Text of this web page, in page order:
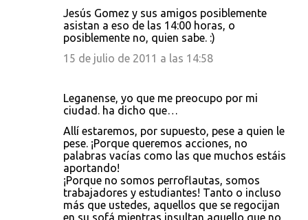
Jesús Gomez y sus amigos posiblemente
asistan a eso de las 14:00 horas, o
posiblemente no, quien sabe. :)
15 de julio de 2011 a las 14:58
Leganense, yo que me preocupo por mi
ciudad. ha dicho que…
Allí estaremos, por supuesto, pese a quien le
pese. ¡Porque queremos acciones, no
palabras vacías como las que muchos estáis
aportando!
¡Porque no somos perroflautas, somos
trabajadores y estudiantes! Tanto o incluso
más que ustedes, aquellos que se regocijan
en su sofá mientras insultan aquello que no